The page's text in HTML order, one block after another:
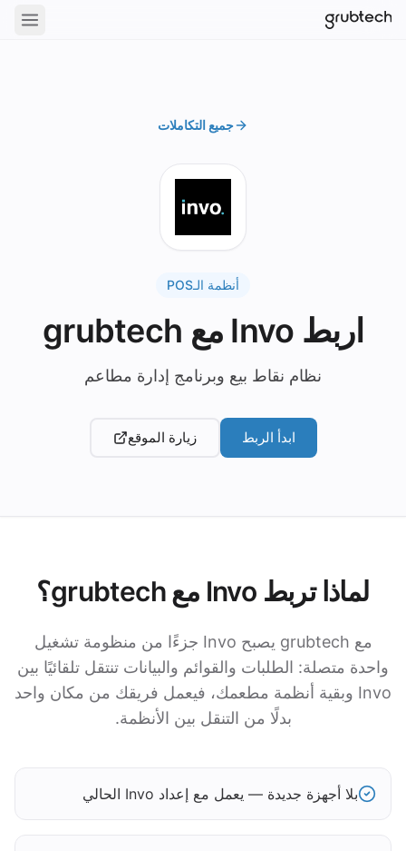
جميع التكاملات
أنظمة الـPOS
اربط Invo مع grubtech
نظام نقاط بيع وبرنامج إدارة مطاعم
ابدأ الربط زيارة الموقع
لماذا تربط Invo مع grubtech؟
مع grubtech يصبح Invo جزءًا من منظومة تشغيل
واحدة متصلة: الطلبات والقوائم والبيانات تنتقل تلقائيًا بين
Invo وبقية أنظمة مطعمك، فيعمل فريقك من مكان واحد
بدلًا من التنقل بين الأنظمة.
بلا أجهزة جديدة — يعمل مع إعداد Invo الحالي